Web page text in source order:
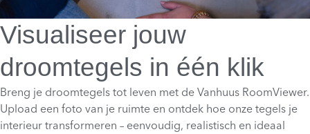
Visualiseer jouw
droomtegels in één klik
Breng je droomtegels tot leven met de Vanhuus RoomViewer.
Upload een foto van je ruimte en ontdek hoe onze tegels je
interieur transformeren – eenvoudig, realistisch en ideaal